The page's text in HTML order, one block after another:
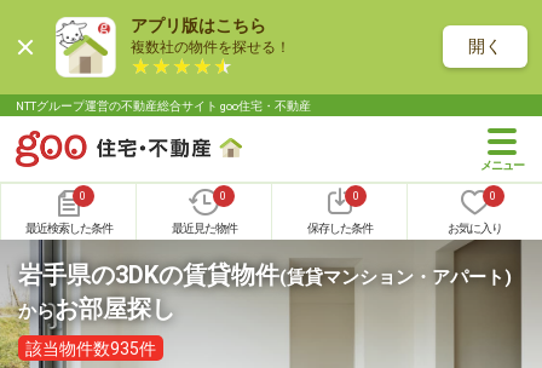
アプリ版はこちら
複数社の物件を探せる！ 開く
NTTグループ運営の不動産総合サイト goo住宅・不動産
0
最近検索した条件
0
最近見た物件
0
保存した条件
0
お気に入り
岩手県の3DKの賃貸物件(賃貸マンション・アパート)
からお部屋探し
該当物件数935件